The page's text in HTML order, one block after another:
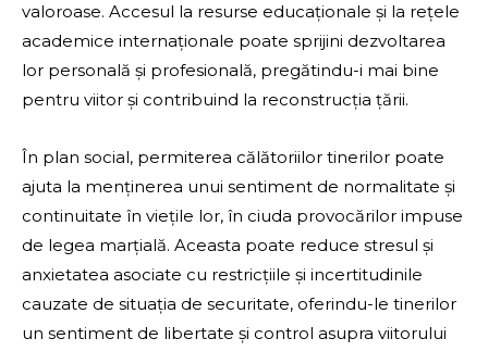
valoroase. Accesul la resurse educaționale și la rețele
academice internaționale poate sprijini dezvoltarea
lor personală și profesională, pregătindu-i mai bine
pentru viitor și contribuind la reconstrucția țării.
În plan social, permiterea călătoriilor tinerilor poate
ajuta la menținerea unui sentiment de normalitate și
continuitate în viețile lor, în ciuda provocărilor impuse
de legea marțială. Aceasta poate reduce stresul și
anxietatea asociate cu restricțiile și incertitudinile
cauzate de situația de securitate, oferindu-le tinerilor
un sentiment de libertate și control asupra viitorului